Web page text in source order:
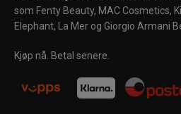
som Fenty Beauty, MAC Cosmetics,
Elephant, La Mer og Giorgio Armani
Kjøp nå. Betal senere.